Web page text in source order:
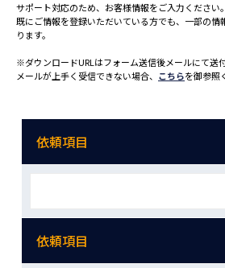
サポート対応のため、お客様情報をご入力ください。
既にご情報を登録いただいている方でも、一部の情
ります。
※ダウンロードURLはフォーム送信後メールにて送付
メールが上手く受信できない場合、 こちらを御参照
依頼項目
依頼項目